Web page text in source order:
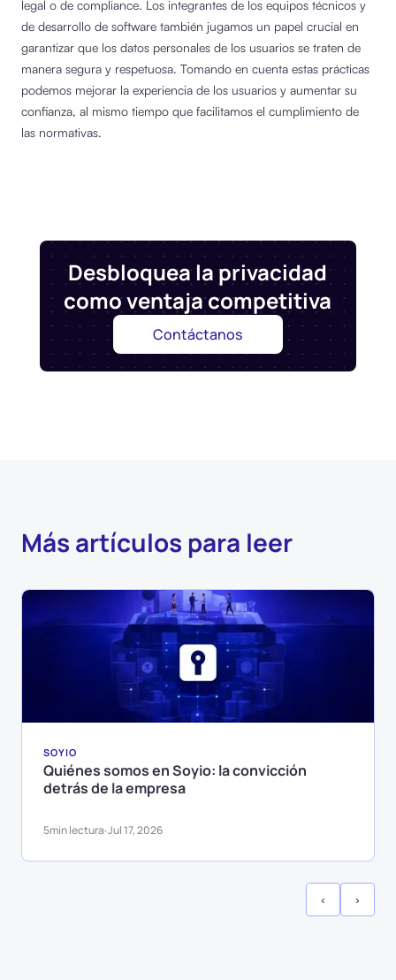
legal o de compliance. Los integrantes de los equipos técnicos y
de desarrollo de software también jugamos un papel crucial en
garantizar que los datos personales de los usuarios se traten de
manera segura y respetuosa. Tomando en cuenta estas prácticas
podemos mejorar la experiencia de los usuarios y aumentar su
confianza, al mismo tiempo que facilitamos el cumplimiento de
las normativas.
Desbloquea la privacidad
como ventaja competitiva
Contáctanos
Más artículos para leer
SOYIO
Quiénes somos en Soyio: la convicción
detrás de la empresa
5min lectura·Jul 17, 2026
‹ ›